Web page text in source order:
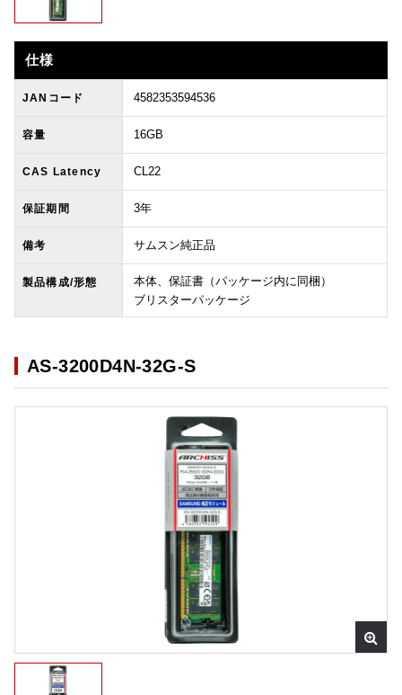
仕様
JANコード 4582353594536
容量 16GB
CAS Latency CL22
保証期間 3年
備考 サムスン純正品
製品構成/形態
本体、保証書（パッケージ内に同梱）
ブリスターパッケージ
AS-3200D4N-32G-S